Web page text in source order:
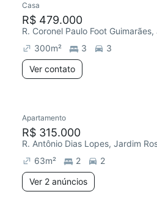
Casa
R$ 479.000
300m² 3
3
Ver contato
Redecorar
Apartamento
R$ 315.000
R. Antônio Dias Lopes, Jardim
63m² 2
2
Ver 2 anúncios